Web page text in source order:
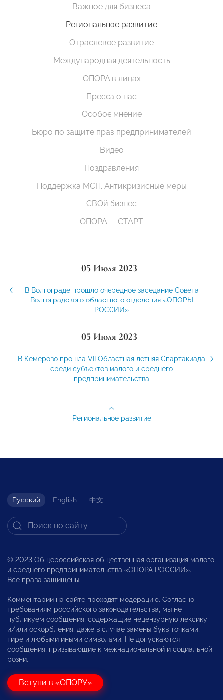
Важное для бизнеса
Региональное развитие
Отраслевое развитие
Международная деятельность
ОПОРА в лицах
Пресса о нас
Особое мнение
Бюро по защите прав предпринимателей
Видео
Поздравления
Поддержка МСП. Антикризисные меры
СВОй бизнес
ОПОРА — СТАРТ
05 Июля 2023
В Волгограде прошло очередное заседание Совета
Волгоградского областного отделения «ОПОРЫ
РОССИИ»
05 Июля 2023
В Кемерово прошла VII Областная летняя Спартакиада
среди субъектов малого и среднего
предпринимательства
Региональное развитие
Русский English 中文
© 2023 Общероссийская общественная организация малого
и среднего предпринимательства «ОПОРА РОССИИ».
Все права защищены.
Комментарии на сайте проходят модерацию. Согласно
требованиям российского законодательства, мы не
публикуем сообщения, содержащие нецензурную лексику
и/или оскорбления, даже в случае замены букв точками,
тире и любыми иными символами. Не допускаются
сообщения, призывающие к межнациональной и социальной
розни.
Вступи в «ОПОРУ»